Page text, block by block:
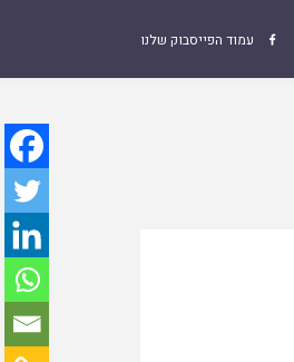
 עמוד הפייסבוק שלנו